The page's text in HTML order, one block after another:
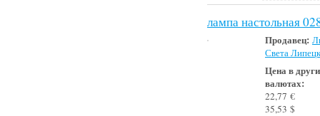
лампа настольная
Продавец:
Света Липецк
Цена в
валютах:
22,77 €
35,53 $